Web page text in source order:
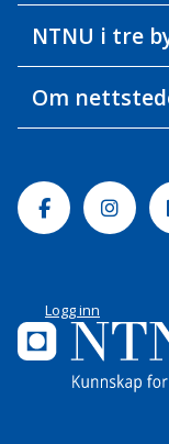
NTNU i tre
Om
Facebook
Logg inn